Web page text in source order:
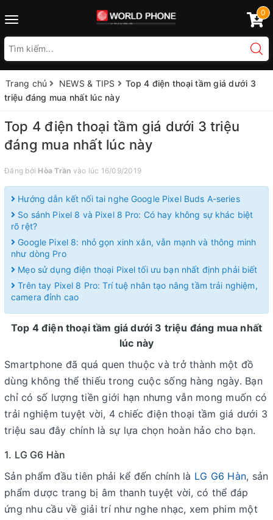
Toggle
0
Trang chủ NEWS & TIPS
Top 4 điện thoại tầm giá dưới 3
triệu đáng mua nhất lúc này
Top 4 điện thoại tầm giá dưới 3 triệu
đáng mua nhất lúc này
Đăng bởi Hòa Trần vào lúc 16/09/2019
Hướng dẫn kết nối tai nghe Google Pixel Buds A-series
So sánh Pixel 8 và Pixel 8 Pro: Có hay không sự khác biệt
rõ rệt?
Google Pixel 8: nhỏ gọn xinh xắn, vẫn mạnh và thông minh
như dòng Pro
Mẹo sử dụng điện thoại Pixel tối ưu bạn nhất định phải biết
Trên tay Pixel 8 Pro: Trí tuệ nhân tạo nâng tầm trải nghiệm,
camera đỉnh cao
Top 4 điện thoại tầm giá dưới 3 triệu đáng mua nhất
lúc này
Smartphone đã quá quen thuộc và trở thành một đồ
dùng không thể thiếu trong cuộc sống hàng ngày. Bạn
chỉ có số lượng tiền giới hạn nhưng vẫn mong muốn có
trải nghiệm tuyệt vời, 4 chiếc điện thoại tầm giá dưới 3
triệu sau đây chính là sự lựa chọn hoàn hảo cho bạn.
1. LG G6 Hàn
Sản phẩm đầu tiên phải kể đến chính là LG G6 Hàn, sản
phẩm dược trang bị âm thanh tuyệt vời, có thể đáp
ứng nhu cầu về giải trí như nghe nhạc, xem phim một